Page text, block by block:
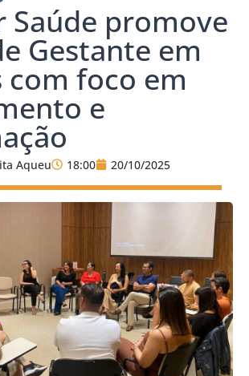
Saúde promove
Gestante em
com foco em
e
Aqueu 18:00 20/10/2025